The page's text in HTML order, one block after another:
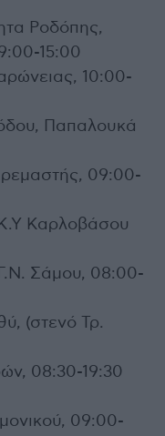
Ροδόπης,
15:00
10:00-
Παπαλουκά
09:00-
Καρλοβάσου
Σάμου, 08:00-
(στενό Τρ.
08:30-19:30
09:00-